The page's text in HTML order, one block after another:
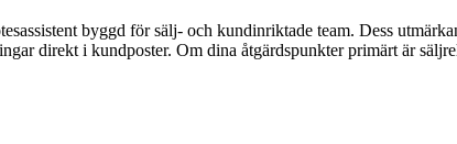
byggd för sälj- och kundinriktade team. Dess
direkt i kundposter. Om dina åtgärdspunkter primärt är